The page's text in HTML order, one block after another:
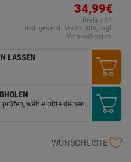
34,99€
Preis / ST
inkl. gesetzl. MwSt. 20%, zzgl.
Versandkosten.
LASSEN
wähle bitte deinen
WUNSCHLISTE